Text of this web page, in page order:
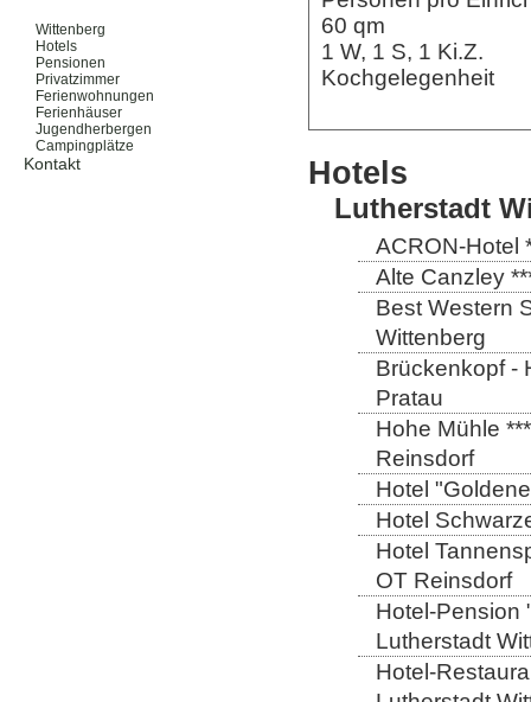
Wittenberg
Hotels
Pensionen
Privatzimmer
Ferienwohnungen
Ferienhäuser
Jugendherbergen
Campingplätze
Kontakt
60 qm
1 W, 1 S, 1 Ki.Z.
Kochgelegenheit
Hotels
Lutherstadt
ACRON-Hotel
Alte Canzley
Best Western
Wittenberg
Brückenkopf -
Pratau
Hohe Mühle
Reinsdorf
Hotel
Hotel
Hotel
OT Reinsdorf
Hotel-Pension
Lutherstadt
Hotel-